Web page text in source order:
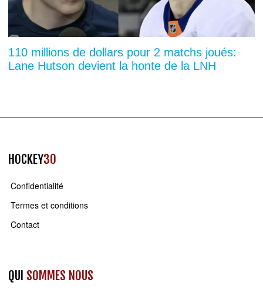
110 millions de dollars pour 2 matchs joués:
Lane Hutson devient la honte de la LNH
HOCKEY30
Confidentialité
Termes et conditions
Contact
QUI SOMMES NOUS